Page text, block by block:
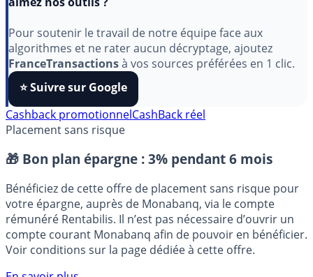
aimez nos outils ?
Pour soutenir le travail de notre équipe face aux
algorithmes et ne rater aucun décryptage, ajoutez
FranceTransactionsà vos sources préférées en 1 clic.
⭐️ Suivre sur Google
Placement sans risque
🎁 Bon plan épargne : 3% pendant 6 mois
Bénéficiez de cette offre de placement sans risque pour
votre épargne, auprès de Monabanq, via le compte
rémunéré Rentabilis. Il n’est pas nécessaire d’ouvrir un